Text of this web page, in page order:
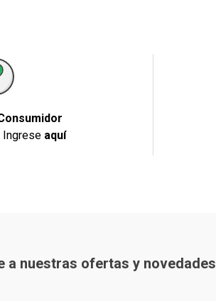
Ingrese aquí
a nuestras ofertas y novedades